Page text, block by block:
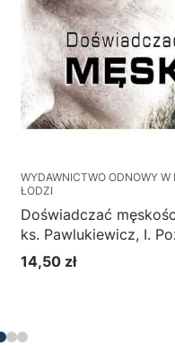
WYDAWNICTWO ODNOWY
ŁODZI
Doświadczać
ks. Pawlukiewicz, I.
Błaszkiewicz (płyta CD)
Cena
14,50 zł